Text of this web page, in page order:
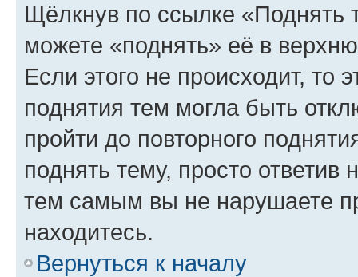
Щёлкнув по ссылке «Поднять
можете «поднять» её в
Если этого не происходит, то
поднятия тем могла быть
пройти до повторного
поднять тему, просто ответив
тем самым вы не нарушаете
находитесь.
Вернуться к началу